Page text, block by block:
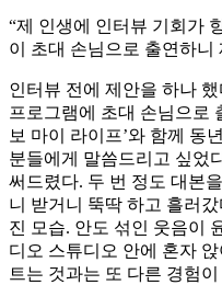
“제 인생에 인터뷰 기회가
이 초대 손님으로 출연하니
인터뷰 전에 제안을 하나
프로그램에 초대 손님으로
보 마이 라이프’와 함께 동
분들에게 말씀드리고 싶었
써드렸다. 두 번 정도 대본
니 받거니 뚝딱 하고 흘러
진 모습. 안도 섞인 웃음이
디오 스튜디오 안에 혼자
트는 것과는 또 다른 경험